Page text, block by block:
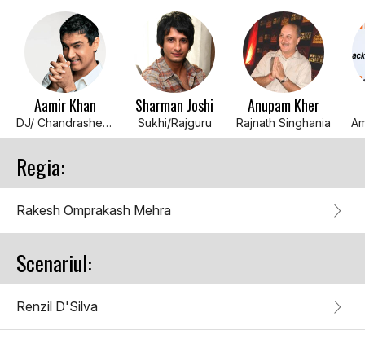
Aamir Khan
DJ/ Chandrashekhar Azad
Sharman Joshi
Sukhi/Rajguru
Anupam Kher
Rajnath Singhania
Regia:
Rakesh Omprakash Mehra
Scenariul:
Renzil D'Silva